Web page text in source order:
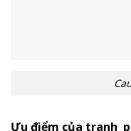
Ưu điểm của tranh